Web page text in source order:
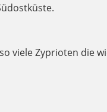
viele Zyprioten die